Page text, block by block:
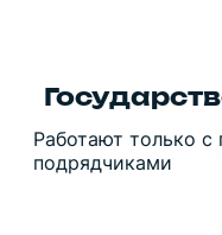
Работают только
подрядчиками